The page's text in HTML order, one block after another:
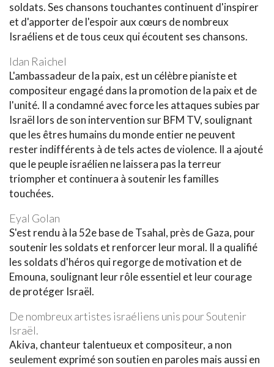
soldats. Ses chansons touchantes continuent d'inspirer
et d'apporter de l'espoir aux cœurs de nombreux
Israéliens et de tous ceux qui écoutent ses chansons.
Idan Raichel
L'ambassadeur de la paix, est un célèbre pianiste et
compositeur engagé dans la promotion de la paix et de
l'unité. Il a condamné avec force les attaques subies par
Israël lors de son intervention sur BFM TV, soulignant
que les êtres humains du monde entier ne peuvent
rester indifférents à de tels actes de violence. Il a ajouté
que le peuple israélien ne laissera pas la terreur
triompher et continuera à soutenir les familles
touchées.
Eyal Golan
S'est rendu à la 52e base de Tsahal, près de Gaza, pour
soutenir les soldats et renforcer leur moral. Il a qualifié
les soldats d'héros qui regorge de motivation et de
Emouna, soulignant leur rôle essentiel et leur courage
de protéger Israël.
De nombreux artistes israéliens unis pour Soutenir
Israël.
Akiva, chanteur talentueux et compositeur, a non
seulement exprimé son soutien en paroles mais aussi en